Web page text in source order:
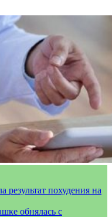
результат похудения на
обнялась с